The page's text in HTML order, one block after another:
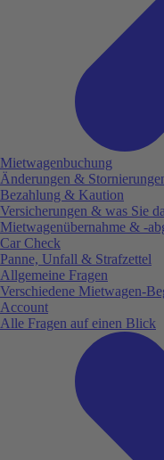
Mietwagenbuchung
Änderungen &
Bezahlung & Kaution
Versicherungen & was Sie
Mietwagenübernahme & -
Car Check
Panne, Unfall & Strafzettel
Allgemeine Fragen
Verschiedene Mietwagen-
Account
Alle Fragen auf einen Blick